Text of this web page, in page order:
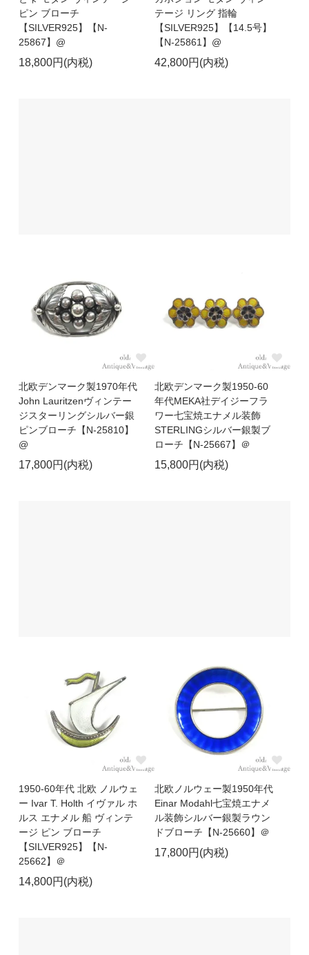
ピン ブローチ
【SILVER925】【N-
25867】@
18,800円(内税)
テージ リング 指輪
【SILVER925】【14.5号】
【N-25861】@
42,800円(内税)
北欧デンマーク製1970年代
John Lauritzenヴィンテー
ジスターリングシルバー銀
ピンブローチ【N-25810】
@
17,800円(内税)
北欧デンマーク製1950-60
年代MEKA社デイジーフラ
ワー七宝焼エナメル装飾
STERLINGシルバー銀製ブ
ローチ【N-25667】＠
15,800円(内税)
1950-60年代 北欧 ノルウェ
ー Ivar T. Holth イヴァル ホ
ルス エナメル 船 ヴィンテ
ージ ピン ブローチ
【SILVER925】【N-
25662】＠
14,800円(内税)
北欧ノルウェー製1950年代
Einar Modahl七宝焼エナメ
ル装飾シルバー銀製ラウン
ドブローチ【N-25660】＠
17,800円(内税)